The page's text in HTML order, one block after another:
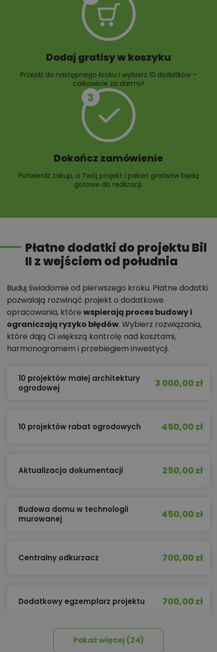
Dodaj gratisy w koszyku
Przejdź do następnego kroku i wybierz 10 dodatków –
całkowicie za darmo!
Dokończ zamówienie
Potwierdź zakup, a Twój projekt i pakiet gratisów będą
gotowe do realizacji.
Płatne dodatki do projektu Bil
II z wejściem od południa
Buduj świadomie od pierwszego kroku. Płatne dodatki
pozwalają rozwinąć projekt o dodatkowe
opracowania, które wspierają proces budowy i
ograniczają ryzyko błędów. Wybierz rozwiązania,
które dają Ci większą kontrolę nad kosztami,
harmonogramem i przebiegiem inwestycji.
10 projektów małej architektury
ogrodowej
3 000,00 zł
10 projektów rabat ogrodowych 450,00 zł
Aktualizacja dokumentacji 250,00 zł
Budowa domu w technologii
murowanej
450,00 zł
Centralny odkurzacz 700,00 zł
Dodatkowy egzemplarz projektu 700,00 zł
Dziennik BudowyPokaż więcej (24)